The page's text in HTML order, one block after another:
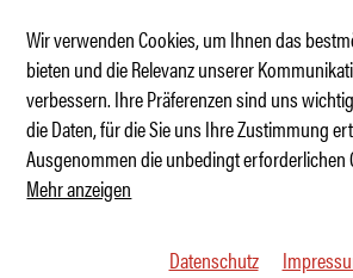
Mini-Defender aus Paris?
Wir verwenden Cookies, um Ihnen das
bieten und die Relevanz unserer
verbessern. Ihre Präferenzen sind uns
die Daten, für die Sie uns Ihre Zustimmung
Ausgenommen die unbedingt erforderlichen
Mehr anzeigen
Datenschutz